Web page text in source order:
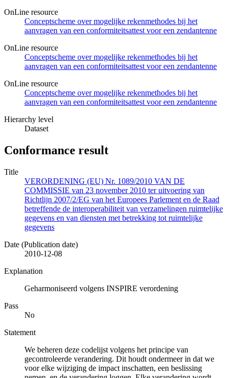
OnLine resource
Conceptscheme over mogelijke rekenmethodes bij het
aanvragen van een conformiteitsattest voor een zendantenne
OnLine resource
Conceptscheme over mogelijke rekenmethodes bij het
aanvragen van een conformiteitsattest voor een zendantenne
OnLine resource
Conceptscheme over mogelijke rekenmethodes bij het
aanvragen van een conformiteitsattest voor een zendantenne
Hierarchy level
Dataset
Conformance result
Title
VERORDENING (EU) Nr. 1089/2010 VAN DE
COMMISSIE van 23 november 2010 ter uitvoering van
Richtlijn 2007/2/EG van het Europees Parlement en de Raad
betreffende de interoperabiliteit van verzamelingen ruimtelijke
gegevens en van diensten met betrekking tot ruimtelijke
gegevens
Date (Publication date)
2010-12-08
Explanation
Geharmoniseerd volgens INSPIRE verordening
Pass
No
Statement
We beheren deze codelijst volgens het principe van
gecontroleerde verandering. Dit houdt ondermeer in dat we
voor elke wijziging de impact inschatten, een beslissing